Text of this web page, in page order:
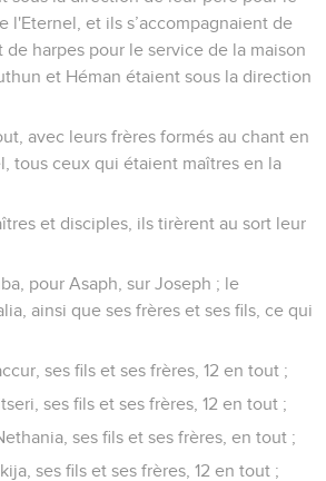
l'Eternel, et ils s’accompagnaient de
de harpes pour le service de la maison
et Héman étaient sous la direction
avec leurs frères formés au chant en
tous ceux qui étaient maîtres en la
et disciples, ils tirèrent au sort leur
pour Asaph, sur Joseph ; le
ainsi que ses frères et ses fils, ce qui
ses fils et ses frères, 12 en tout ;
ses fils et ses frères, 12 en tout ;
ses fils et ses frères, en tout ;
ses fils et ses frères, 12 en tout ;